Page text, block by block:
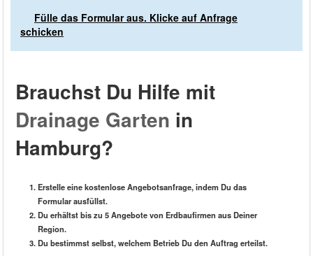
Über uns
Erdarbeiten
Kundendienst: 030-88789674
Fülle das Formular aus. Klicke auf Anfrage
schicken
Brauchst Du Hilfe mit
Drainage Garten in
Hamburg?
Erstelle eine kostenlose Angebotsanfrage, indem Du das
Formular ausfüllst.
Du erhältst bis zu 5 Angebote von Erdbaufirmen aus Deiner
Region.
Du bestimmst selbst, welchem Betrieb Du den Auftrag erteilst.